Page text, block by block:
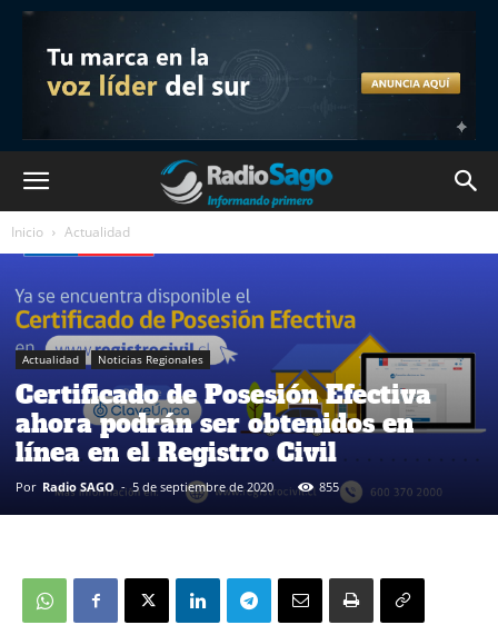
Inicio Actualidad
Actualidad Noticias Regionales
Certificado de Posesión Efectiva
ahora podrán ser obtenidos en
línea en el Registro Civil
Por Radio SAGO - 5 de septiembre de 2020 855